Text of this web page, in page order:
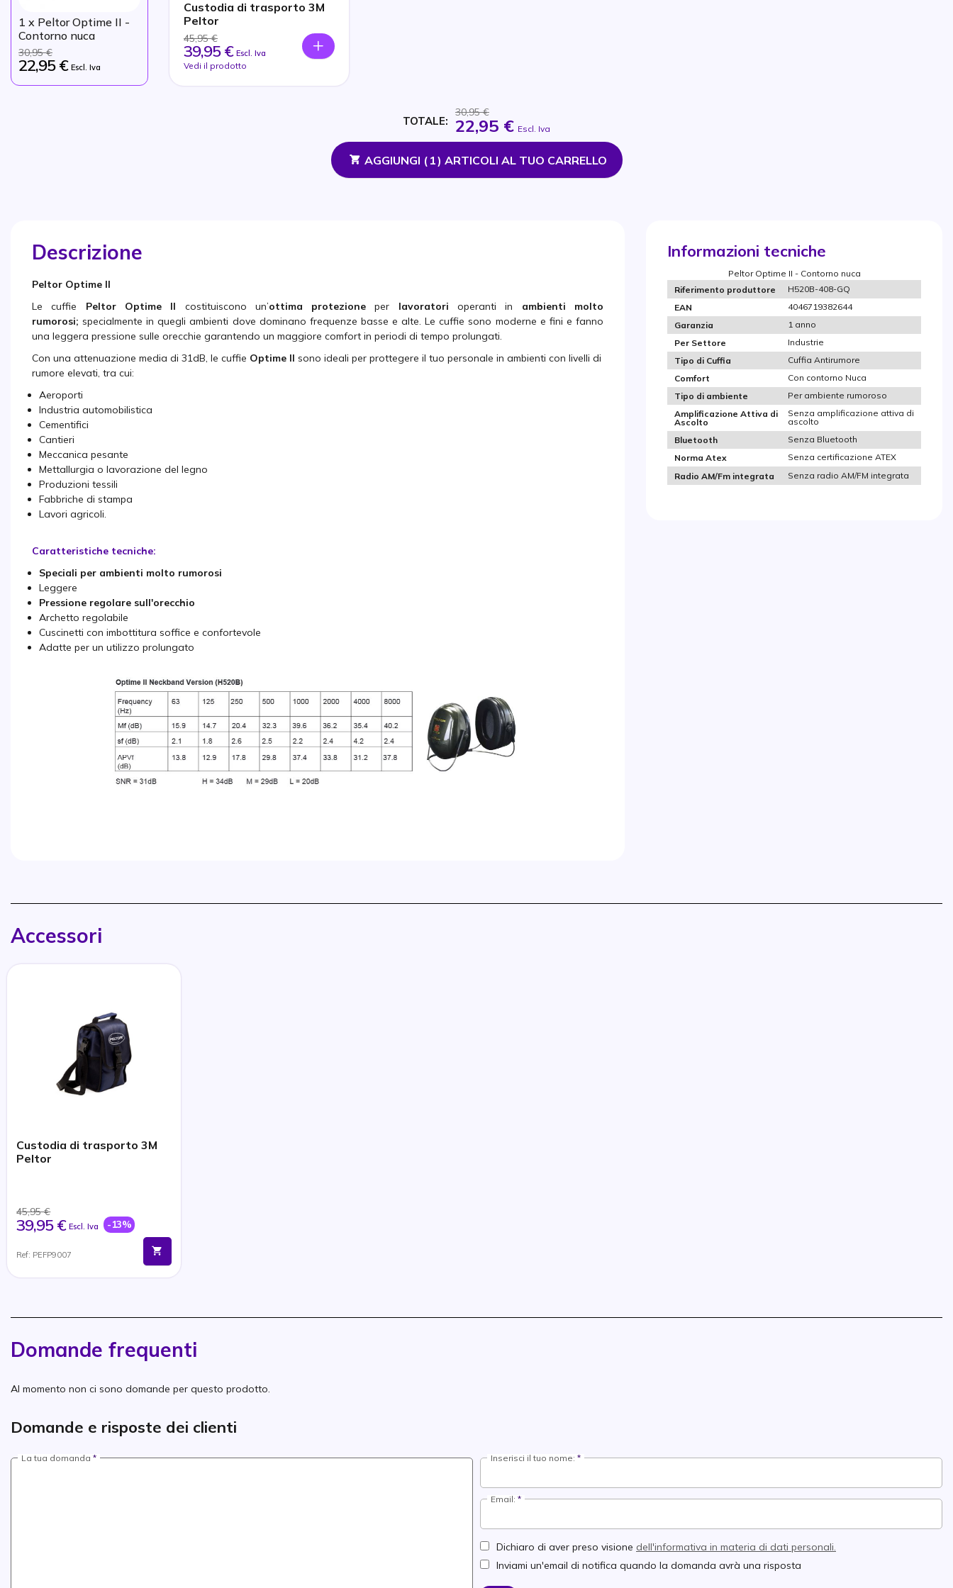
1 x Peltor Optime II -
Contorno nuca
30,95 €
22,95 € Escl. Iva
Custodia di trasporto 3M
Peltor
45,95 €
39,95 € Escl. Iva
Vedi il prodotto
TOTALE:
30,95 €
22,95 € Escl. Iva
AGGIUNGI ( 1) ARTICOLI AL TUO CARRELLO
Descrizione
Peltor Optime II
Le cuffie Peltor Optime II costituiscono un’ottima protezione per lavoratori operanti in ambienti molto
rumorosi; specialmente in quegli ambienti dove dominano frequenze basse e alte. Le cuffie sono moderne e fini e fanno
una leggera pressione sulle orecchie garantendo un maggiore comfort in periodi di tempo prolungati.
Con una attenuazione media di 31dB, le cuffie Optime II sono ideali per prottegere il tuo personale in ambienti con livelli di
rumore elevati, tra cui:
Aeroporti
Industria automobilistica
Cementifici
Cantieri
Meccanica pesante
Mettallurgia o lavorazione del legno
Produzioni tessili
Fabbriche di stampa
Lavori agricoli.
Caratteristiche tecniche:
Speciali per ambienti molto rumorosi
Leggere
Pressione regolare sull'orecchio
Archetto regolabile
Cuscinetti con imbottitura soffice e confortevole
Adatte per un utilizzo prolungato
Informazioni tecniche
Peltor Optime II - Contorno nuca
Riferimento produttore
H520B-408-GQ
EAN
4046719382644
Garanzia
1 anno
Per Settore
Industrie
Tipo di Cuffia
Cuffia Antirumore
Comfort
Con contorno Nuca
Tipo di ambiente
Per ambiente rumoroso
Amplificazione Attiva di
Ascolto
Senza amplificazione attiva di
ascolto
Bluetooth
Senza Bluetooth
Norma Atex
Senza certificazione ATEX
Radio AM/Fm integrata
Senza radio AM/FM integrata
Accessori
Custodia di trasporto 3M
Peltor
45,95 €
39,95 € Escl. Iva -13%
Ref: PEFP9007
Domande frequenti
Al momento non ci sono domande per questo prodotto.
Domande e risposte dei clienti
La tua domanda Inserisci il tuo nome:
Email:
Dichiaro di aver preso visione dell'informativa in materia di dati personali.
Inviami un'email di notifica quando la domanda avrà una risposta